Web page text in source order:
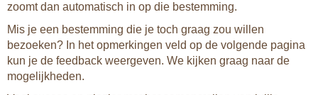
zoomt dan automatisch in op die bestemming.
Mis je een bestemming die je toch graag zou willen
bezoeken? In het opmerkingen veld op de volgende pagina
kun je de feedback weergeven. We kijken graag naar de
mogelijkheden.
1